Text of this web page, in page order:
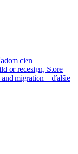
cien
or redesign, Store
migration + ďalšie